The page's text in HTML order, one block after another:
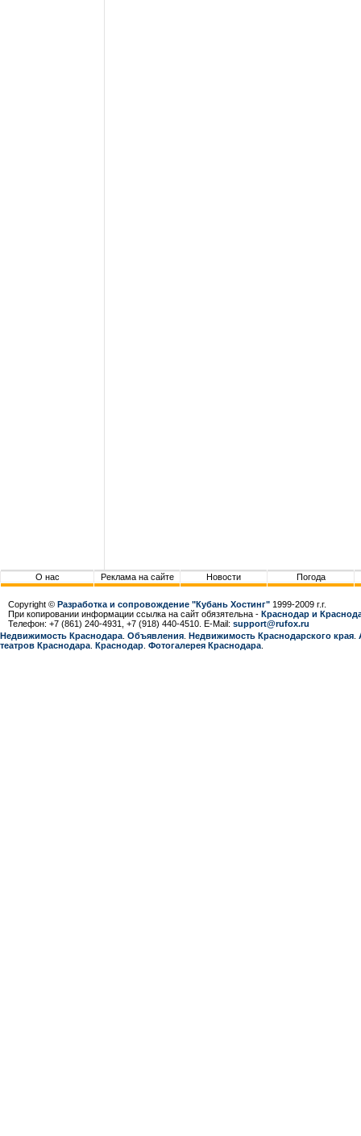
О нас Реклама на сайте Новости Погода
Copyright © Разработка и сопровождение "Кубань Хостинг" 1999-2009 г.г.
При копировании информации ссылка на сайт обязятельна - Краснодар и
Телефон: +7 (861) 240-4931, +7 (918) 440-4510. E-Mail: support@rufox.ru
Недвижимость Краснодара Объявления Недвижимость Краснодарcкого края
театров Краснодара Краснодар Фотогалерея Краснодара